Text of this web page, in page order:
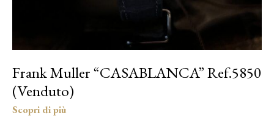
Frank Muller “CASABLANCA” Ref.5850
(Venduto)